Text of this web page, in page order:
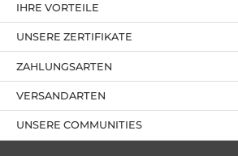
IHRE VORTEILE
ZAHLUNGSARTEN
UNSERE ZERTIFIKATE
UNSERE COMMUNITIES
VERSANDARTEN